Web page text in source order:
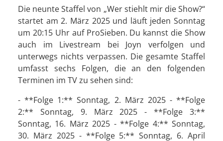
Die neunte Staffel von „Wer stiehlt mir die Show?“
startet am 2. März 2025 und läuft jeden Sonntag
um 20:15 Uhr auf ProSieben. Du kannst die Show
auch im Livestream bei Joyn verfolgen und
unterwegs nichts verpassen. Die gesamte Staffel
umfasst sechs Folgen, die an den folgenden
Terminen im TV zu sehen sind:
- **Folge 1:** Sonntag, 2. März 2025 - **Folge
2:** Sonntag, 9. März 2025 - **Folge 3:**
Sonntag, 16. März 2025 - **Folge 4:** Sonntag,
30. März 2025 - **Folge 5:** Sonntag, 6. April